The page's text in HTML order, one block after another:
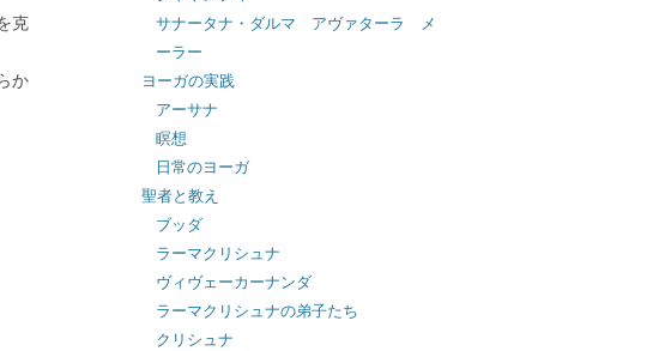
克
か
サナータナ・ダルマ アヴァターラ メ
ーラー
ヨーガの実践
アーサナ
瞑想
日常のヨーガ
聖者と教え
ブッダ
ラーマクリシュナ
ヴィヴェーカーナンダ
ラーマクリシュナの弟子たち
クリシュナ